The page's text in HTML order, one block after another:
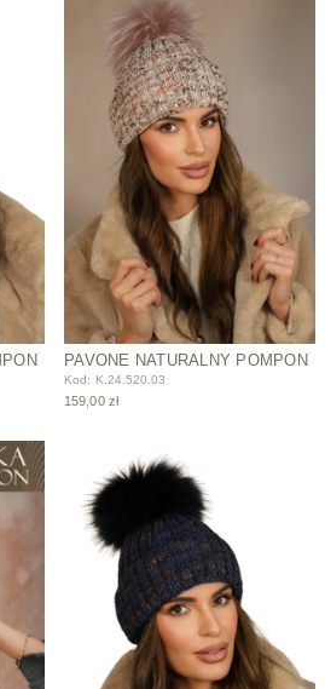
PAVONE NATURALNY POMPON
Kod: K.24.520.03
159,00 zł